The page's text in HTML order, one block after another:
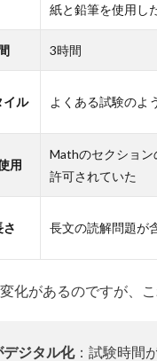
紙と鉛筆を使用し
3時間
イル よくある試験のよ
用
Mathのセクショ
許可されていた
長文の読解問題が
化があるのですが、
デジタル化：試験時間